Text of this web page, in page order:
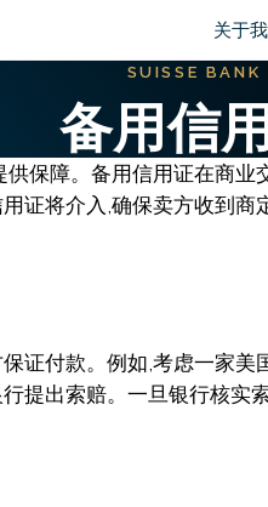
关于
SUISSE BANK
备用信
保障。备用信用证在商
证将介入,确保卖方收到
证付款。例如,考虑一家
提出索赔。一旦银行核实